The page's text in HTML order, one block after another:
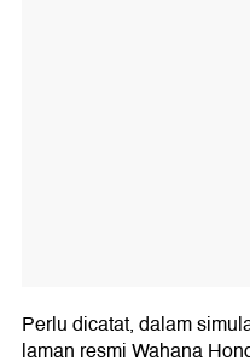
Perlu dicatat, dalam
laman resmi Wahana